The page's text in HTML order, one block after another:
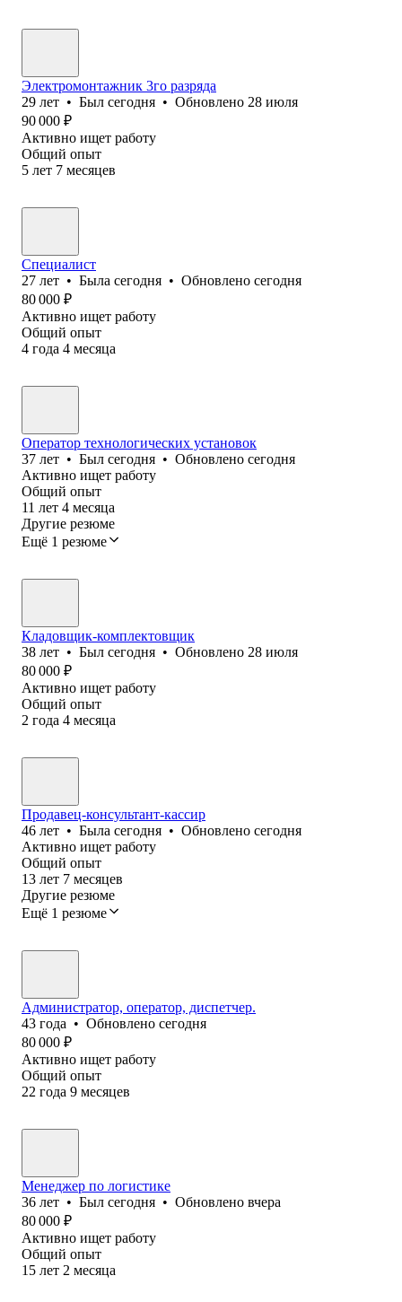
Электромонтажник 3го разряда
29 лет • Был сегодня • Обновлено 28 июля
90 000 ₽
Активно ищет работу
Общий опыт
5 лет 7 месяцев
Специалист
27 лет • Была сегодня • Обновлено сегодня
80 000 ₽
Активно ищет работу
Общий опыт
4 года 4 месяца
Оператор технологических установок
37 лет • Был сегодня • Обновлено сегодня
Активно ищет работу
Общий опыт
11 лет 4 месяца
Другие резюме
Ещё 1 резюме
Кладовщик-комплектовщик
38 лет • Был сегодня • Обновлено 28 июля
80 000 ₽
Активно ищет работу
Общий опыт
2 года 4 месяца
Продавец-консультант-кассир
46 лет • Была сегодня • Обновлено сегодня
Активно ищет работу
Общий опыт
13 лет 7 месяцев
Другие резюме
Ещё 1 резюме
Администратор, оператор, диспетчер.
43 года • Обновлено сегодня
80 000 ₽
Активно ищет работу
Общий опыт
22 года 9 месяцев
Менеджер по логистике
36 лет • Был сегодня • Обновлено вчера
80 000 ₽
Активно ищет работу
Общий опыт
15 лет 2 месяца